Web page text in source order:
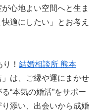
心地よい空間へと生ま
適にしたい」とお考え
！ 結婚相談所 熊本
は、ご縁や運にまかせ
“本気の婚活”をサポー
添い、出会いから成婚